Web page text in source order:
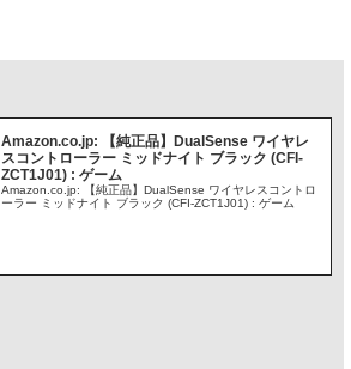
Amazon.co.jp: 【純正品】DualSense ワイヤレ
スコントローラー ミッドナイト ブラック (CFI-
ZCT1J01) : ゲーム
Amazon.co.jp: 【純正品】DualSense ワイヤレスコントロ
ーラー ミッドナイト ブラック (CFI-ZCT1J01) : ゲーム